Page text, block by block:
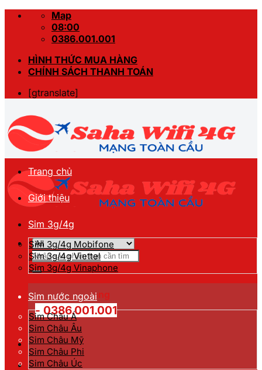
Skip
Map
08:00
0386.001.001
HÌNH THỨC MUA HÀNG
CHÍNH SÁCH THANH TOÁN
[gtranslate]
Tìm
kiếm:
Hotline đặt hàng
- 0386.001.001
Trang chủ
Giới thiệu
Sim 3g/4g
Sim 3g/4g Mobifone
Sim 3g/4g Viettel
Sim 3g/4g Vinaphone
Sim nước ngoài
Sim Châu Á
Sim Châu Âu
Sim Châu Mỹ
Sim Châu Phi
Sim Châu Úc